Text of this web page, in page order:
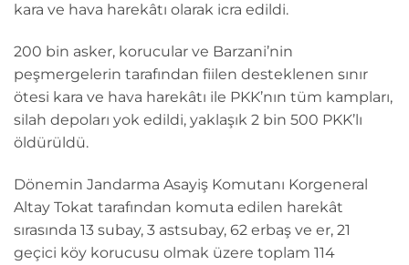
kara ve hava harekâtı olarak icra edildi.
200 bin asker, korucular ve Barzani’nin
peşmergelerin tarafından fiilen desteklenen sınır
ötesi kara ve hava harekâtı ile PKK’nın tüm kampları,
silah depoları yok edildi, yaklaşık 2 bin 500 PKK’lı
öldürüldü.
Dönemin Jandarma Asayiş Komutanı Korgeneral
Altay Tokat tarafından komuta edilen harekât
sırasında 13 subay, 3 astsubay, 62 erbaş ve er, 21
geçici köy korucusu olmak üzere toplam 114